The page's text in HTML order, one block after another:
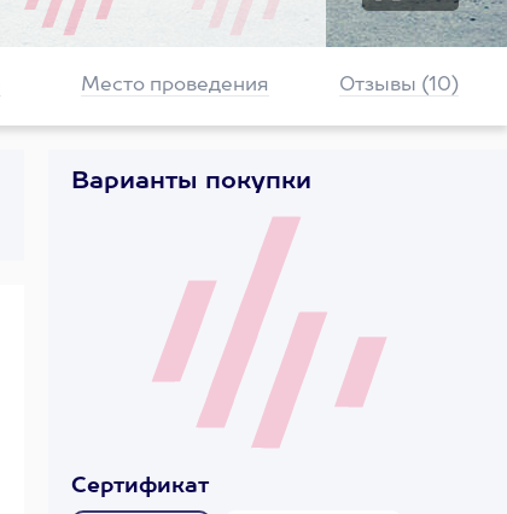
Место проведения Отзывы (10)
Варианты покупки
Сертификат